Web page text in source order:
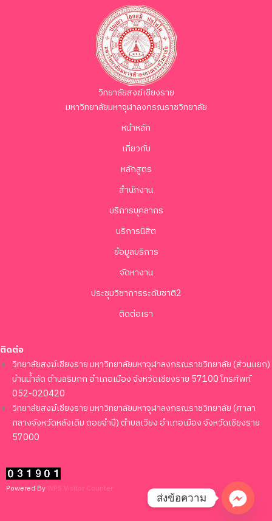
วิทยาลัยสงฆ์เชียงราย
มหาวิทยาลัยมหาจุฬาลงกรณราชวิทยาลัย
หน้าหลัก
เกี่ยวกับ
หลักสูตร
สำนักงาน
บริการบุคลากร
บริการนิสิต
ข้อมูลบริการ
จัดหางาน
ประชุมวิชาการระดับชาติ2
ติดต่อเรา
ติดต่อ
วิทยาลัยสงฆ์เชียงราย มหาวิทยาลัยมหาจุฬาลงกรณราชวิทยาลัย (ส่วนแยก)
บ้านน้ำลัด ตำบลริมกก อำเภอเมือง จังหวัดเชียงราย 57100 โทรศัพท์
052-020420
วิทยาลัยสงฆ์เชียงราย มหาวิทยาลัยมหาจุฬาลงกรณราชวิทยาลัย (ศาลา
กลางจังหวัดหลังเดิม ดอยจำปี) ตำบลเวียง อำเภอเมือง จังหวัดเชียงราย
57000
Powered By WPS Visitor Counter
ส่งข้อความ